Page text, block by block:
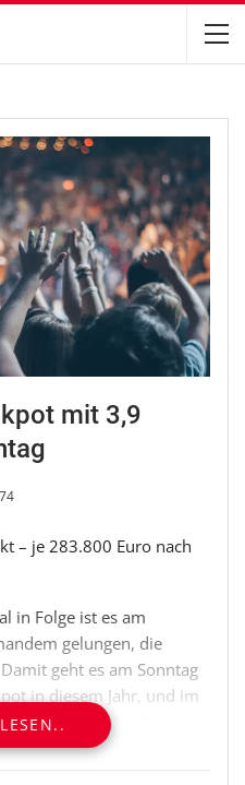
mit 3,9
– je 283.800 Euro nach
in Folge ist es am
gelungen, die
geht es am Sonntag
in diesem Jahr, und im
3,9 Millionen Euro